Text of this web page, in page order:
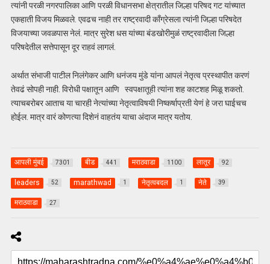
त्यांनी परळी नगरपालिका आणि परळी विधानसभा क्षेत्रातील जिल्हा परिषद गट यांच्यात
एकहाती विजय मिळवले. एवढच नाही तर राष्ट्रवादी काँग्रेसला त्यांनी जिल्हा परिषदेत
विजयाच्या जवळपास नेलं. मात्र सुरेश धस यांच्या बंडखोरीमुळं राष्ट्रवादीला जिल्हा
परिषदेतील सत्तेपासून दूर राहवं लागलं.
अर्थात संभाजी पाटील निलंगेकर आणि धनंजय मुंडे यांना आपलं नेतृत्व प्रस्थापीत करणं
तेवढं सोपही नाही. विरोधी पक्षातून आणि स्वपक्षातूही त्यांना शह काटशह मिळू शकतो.
त्याचबरोबर आताच या चारही नेत्यांच्या नेतृत्वाविषयी निष्कर्षाप्रती येणं हे जरा घाईचच
होईल. मात्र वारं कोणत्या दिशेनं वाहतंय याचा अंदाज मात्र यतोय.
आपली मुंबई 7301 बीड 441 मराठवाडा 1100 लातूर 92
leaders 52 marathwad 1 नेतृत्वबदल 1 नेते 39
मराठवाडा 27